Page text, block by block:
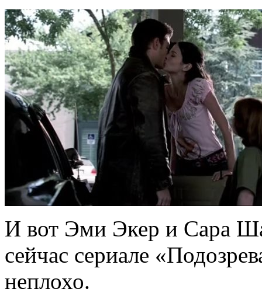
И вот Эми Экер и Сара
сейчас сериале
неплохо.